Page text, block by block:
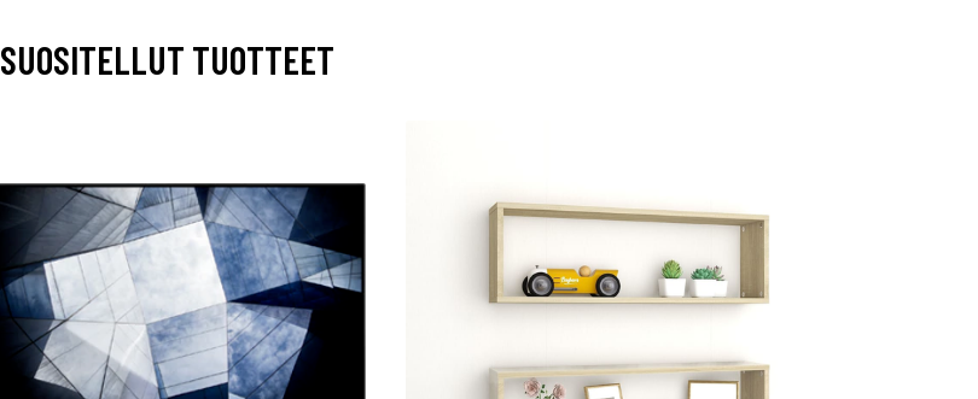
SUOSITELLUT TUOTTEET